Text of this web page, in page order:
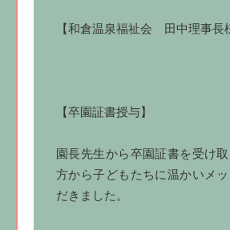
【和倉温泉福祉会 田中理事長
【卒園証書授与】
園長先生から卒園証書を受け
方から子どもたちに温かいメ
だきました。